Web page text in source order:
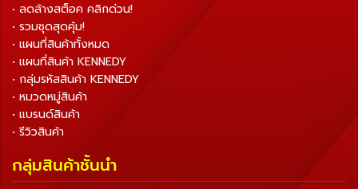
• ลดล้างสต็อค คลิกด่วน!
• รวมชุดสุดคุ้ม!
• แผนที่สินค้าทั้งหมด
• แผนที่สินค้า KENNEDY
• กลุ่มรหัสสินค้า KENNEDY
• หมวดหมู่สินค้า
• แบรนด์สินค้า
• รีวิวสินค้า
กลุ่มสินค้าชั้นนำ